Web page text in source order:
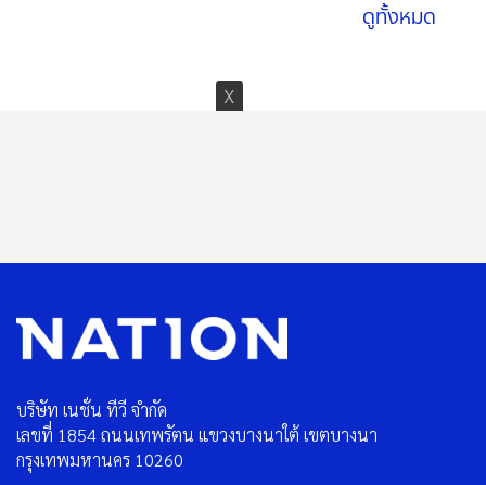
ดูทั้งหมด
บริษัท เนชั่น ทีวี จำกัด
เลขที่ 1854 ถนนเทพรัตน แขวงบางนาใต้ เขตบางนา
กรุงเทพมหานคร 10260